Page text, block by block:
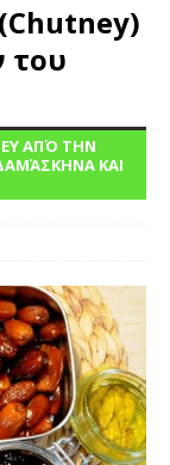
του
ΑΠΌ ΤΗΝ
ΚΑΙ